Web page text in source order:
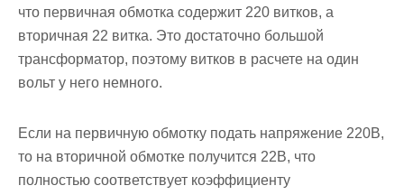
что первичная обмотка содержит 220 витков, а
вторичная 22 витка. Это достаточно большой
трансформатор, поэтому витков в расчете на один
вольт у него немного.
Если на первичную обмотку подать напряжение 220В,
то на вторичной обмотке получится 22В, что
полностью соответствует коэффициенту